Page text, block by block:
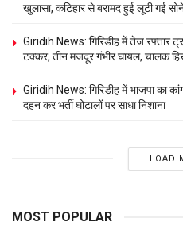
खुलासा, कटिहार से बरामद हुई लूटी गई
Giridih News: गिरिडीह में तेज रफ्तार
टक्कर, तीन मजदूर गंभीर घायल, चालक
Giridih News: गिरिडीह में भाजपा का
दहन कर भर्ती घोटालों पर साधा निशाना
LOAD
MOST POPULAR